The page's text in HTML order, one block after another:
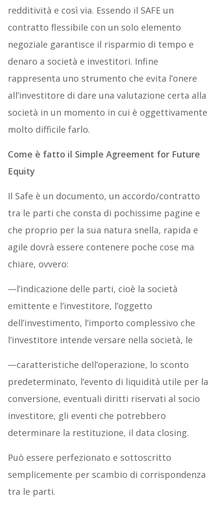
redditività e così via. Essendo il SAFE un
contratto flessibile con un solo elemento
negoziale garantisce il risparmio di tempo e
denaro a società e investitori. Infine
rappresenta uno strumento che evita l’onere
all’investitore di dare una valutazione certa alla
società in un momento in cui è oggettivamente
molto difficile farlo.
Come è fatto il Simple Agreement for Future
Equity
Il Safe è un documento, un accordo/contratto
tra le parti che consta di pochissime pagine e
che proprio per la sua natura snella, rapida e
agile dovrà essere contenere poche cose ma
chiare, ovvero:
—l’indicazione delle parti, cioè la società
emittente e l’investitore, l’oggetto
dell’investimento, l’importo complessivo che
l’investitore intende versare nella società, le
—caratteristiche dell’operazione, lo sconto
predeterminato, l’evento di liquidità utile per la
conversione, eventuali diritti riservati al socio
investitore, gli eventi che potrebbero
determinare la restituzione, il data closing.
Può essere perfezionato e sottoscritto
semplicemente per scambio di corrispondenza
tra le parti.